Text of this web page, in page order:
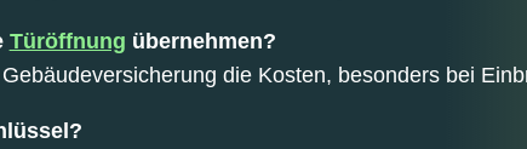
Türöffnung übernehmen?
die Kosten, besonders bei